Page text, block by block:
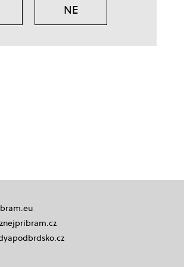
NE